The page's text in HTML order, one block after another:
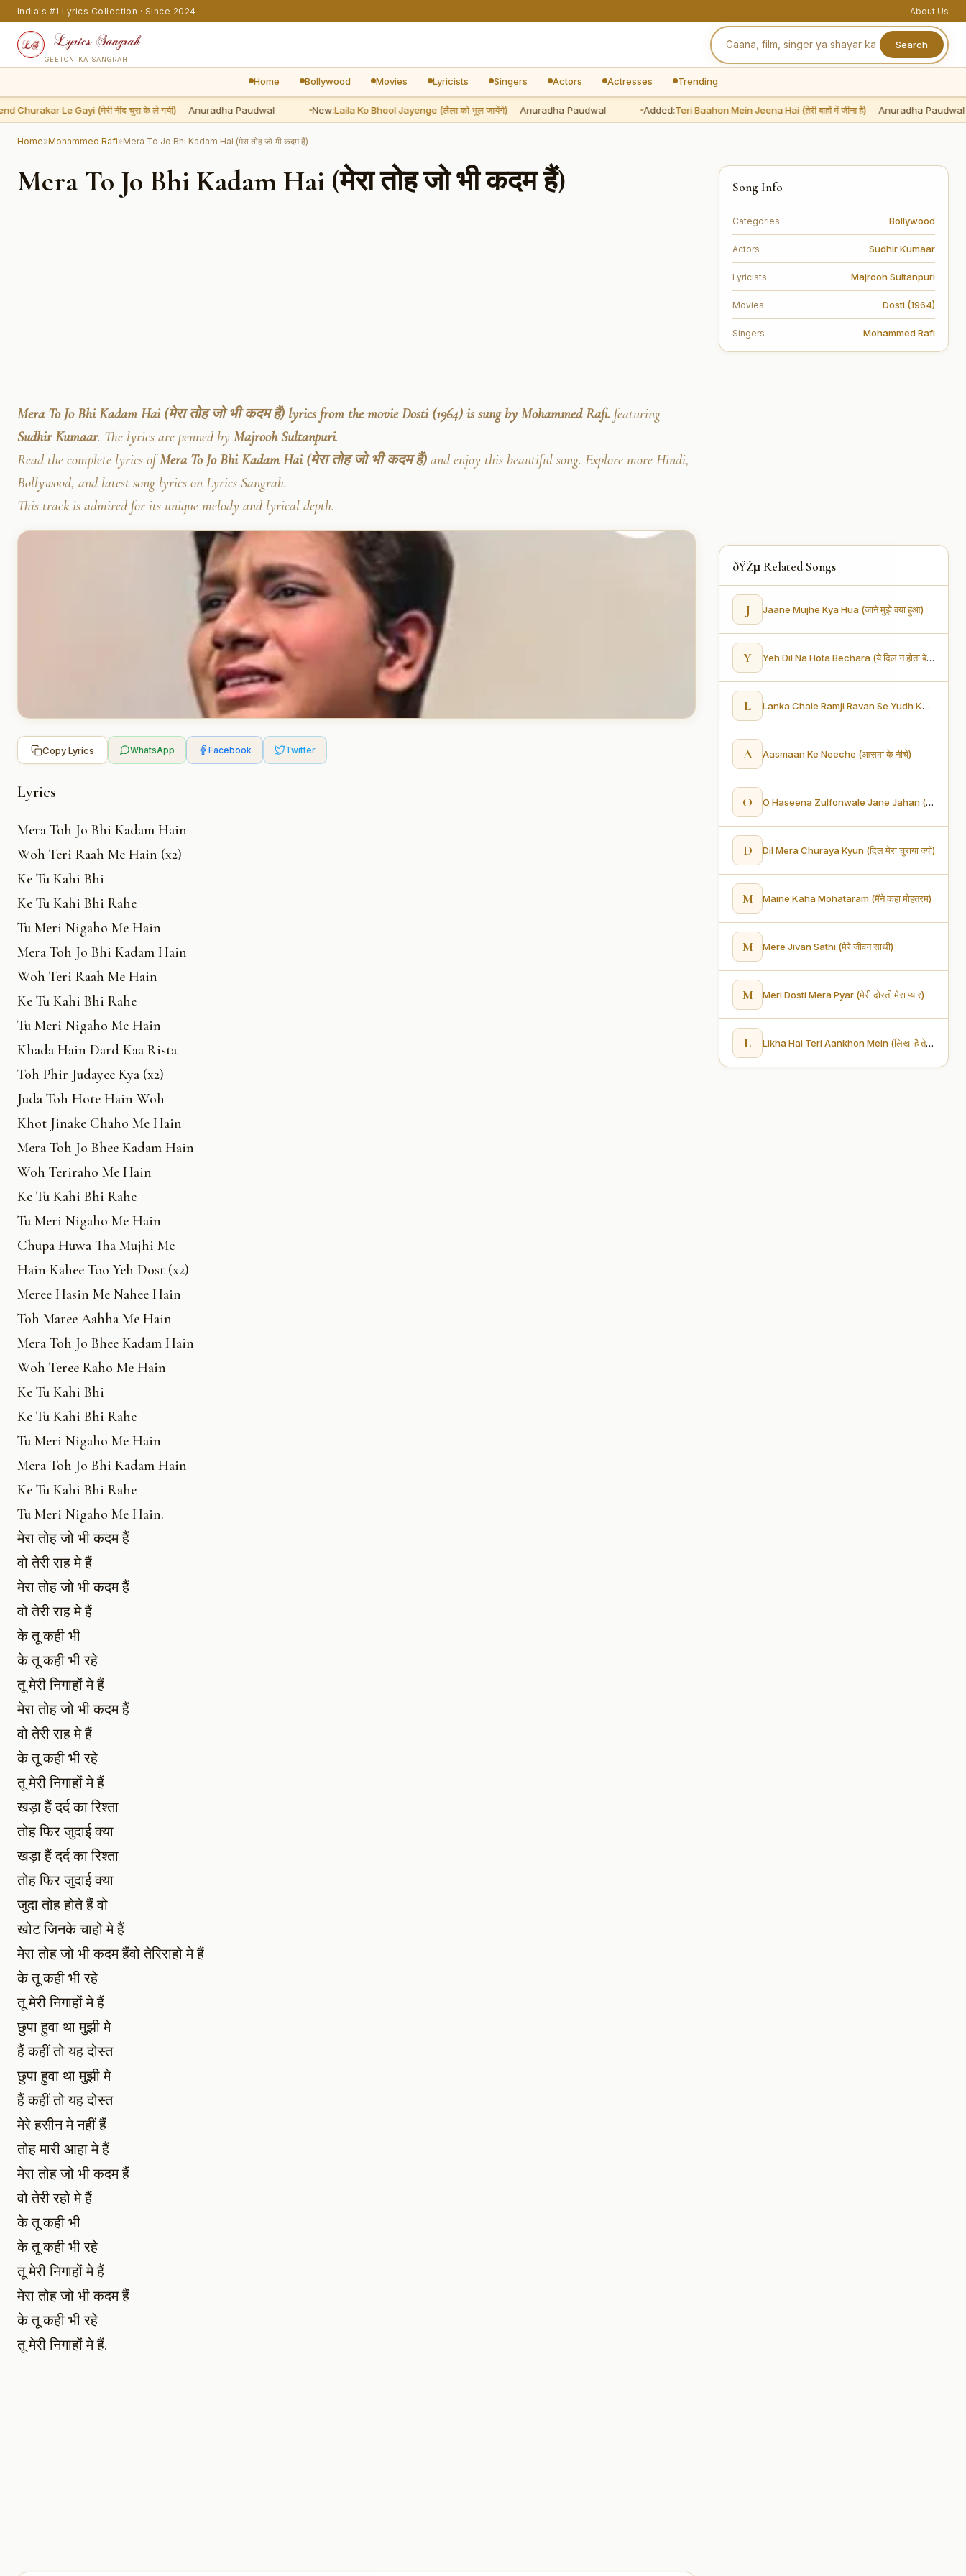
India's #1 Lyrics Collection · Since 2024 About Us
GEETON KA SANGRAH
Search
Home Bollywood Movies Lyricists Singers Actors Actresses Trending
Le Gayi (मेरी नींद चुरा के ले गयी)— Anuradha Paudwal New:Laila Ko Bhool Jayenge (लैला को भूल जायेंगे)— Anuradha Paudwal Added:Teri Baahon Mein Jeena Hai (तेरी बाहों में जीना है)— Anuradha Paudwal
Home»Mohammed Rafi»Mera To Jo Bhi Kadam Hai (मेरा तोह जो भी कदम हैं)
Mera To Jo Bhi Kadam Hai (मेरा तोह जो भी कदम हैं)
Mera To Jo Bhi Kadam Hai (मेरा तोह जो भी कदम हैं) lyrics from the movie Dosti (1964) is sung by Mohammed Rafi. featuring
Sudhir Kumaar. The lyrics are penned by Majrooh Sultanpuri.
Read the complete lyrics ofMera To Jo Bhi Kadam Hai (मेरा तोह जो भी कदम हैं) and enjoy this beautiful song. Explore more Hindi,
Bollywood, and latest song lyrics on Lyrics Sangrah.
This track is admired for its unique melody and lyrical depth.
Copy Lyrics WhatsApp Facebook Twitter
Lyrics
Mera Toh Jo Bhi Kadam Hain
Woh Teri Raah Me Hain (x2)
Ke Tu Kahi Bhi
Ke Tu Kahi Bhi Rahe
Tu Meri Nigaho Me Hain
Mera Toh Jo Bhi Kadam Hain
Woh Teri Raah Me Hain
Ke Tu Kahi Bhi Rahe
Tu Meri Nigaho Me Hain
Khada Hain Dard Kaa Rista
Toh Phir Judayee Kya (x2)
Juda Toh Hote Hain Woh
Khot Jinake Chaho Me Hain
Mera Toh Jo Bhee Kadam Hain
Woh Teriraho Me Hain
Ke Tu Kahi Bhi Rahe
Tu Meri Nigaho Me Hain
Chupa Huwa Tha Mujhi Me
Hain Kahee Too Yeh Dost (x2)
Meree Hasin Me Nahee Hain
Toh Maree Aahha Me Hain
Mera Toh Jo Bhee Kadam Hain
Woh Teree Raho Me Hain
Ke Tu Kahi Bhi
Ke Tu Kahi Bhi Rahe
Tu Meri Nigaho Me Hain
Mera Toh Jo Bhi Kadam Hain
Ke Tu Kahi Bhi Rahe
Tu Meri Nigaho Me Hain.
मेरा तोह जो भी कदम हैं
वो तेरी राह मे हैं
मेरा तोह जो भी कदम हैं
वो तेरी राह मे हैं
के तू कही भी
के तू कही भी रहे
तू मेरी निगाहों मे हैं
मेरा तोह जो भी कदम हैं
वो तेरी राह मे हैं
के तू कही भी रहे
तू मेरी निगाहों मे हैं
खड़ा हैं दर्द का रिश्ता
तोह फिर जुदाई क्या
खड़ा हैं दर्द का रिश्ता
तोह फिर जुदाई क्या
जुदा तोह होते हैं वो
खोट जिनके चाहो मे हैं
मेरा तोह जो भी कदम हैंवो तेरिराहो मे हैं
के तू कही भी रहे
तू मेरी निगाहों मे हैं
छुपा हुवा था मुझी मे
हैं कहीं तो यह दोस्त
छुपा हुवा था मुझी मे
हैं कहीं तो यह दोस्त
मेरे हसीन मे नहीं हैं
तोह मारी आहा मे हैं
मेरा तोह जो भी कदम हैं
वो तेरी रहो मे हैं
के तू कही भी
के तू कही भी रहे
तू मेरी निगाहों मे हैं
मेरा तोह जो भी कदम हैं
के तू कही भी रहे
तू मेरी निगाहों मे हैं.
Song Info
Categories Bollywood
Actors Sudhir Kumaar
Lyricists Majrooh Sultanpuri
Movies Dosti (1964)
Singers Mohammed Rafi
ðŸŽµ Related Songs
J Jaane Mujhe Kya Hua (जाने मुझे क्या हुआ)
Y Yeh Dil Na Hota Bechara (ये दिल न होता बेचारा)
L Lanka Chale Ramji Ravan Se Yudh Karne (लंका चले रामजी रावण से युद्ध करने)
A Aasmaan Ke Neeche (आसमां के नीचे)
O O Haseena Zulfonwale Jane Jahan (ओ हसीना ज़ुल्फ़ों वाली जानेजहाँ)
D Dil Mera Churaya Kyun (दिल मेरा चुराया क्यों)
M Maine Kaha Mohataram (मैंने कहा मोहतरम)
M Mere Jivan Sathi (मेरे जीवन साथी)
M Meri Dosti Mera Pyar (मेरी दोस्ती मेरा प्यार)
L Likha Hai Teri Aankhon Mein (लिखा है तेरी आँखों में)